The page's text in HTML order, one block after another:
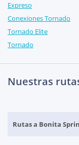
Expreso
Conexiones Tornado
Tornado Elite
Tornado
Nuestras
Rutas a Bonita